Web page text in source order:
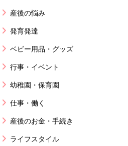
産後の悩み
発育発達
ベビー用品・グッズ
行事・イベント
幼稚園・保育園
仕事・働く
産後のお金・手続き
ライフスタイル